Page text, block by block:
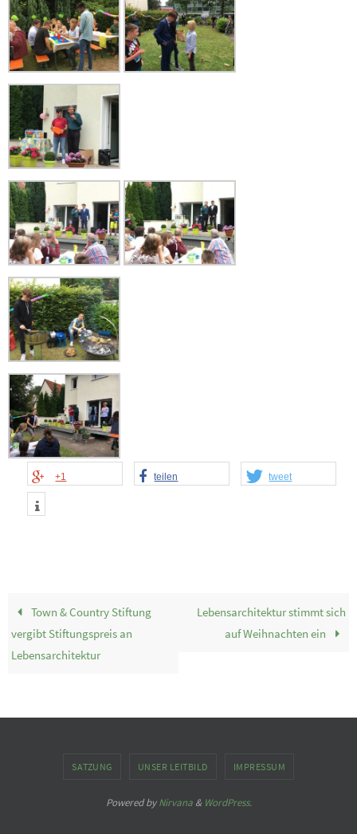
+1 teilen tweet
Town & Country Stiftung
vergibt Stiftungspreis an
Lebensarchitektur
Lebensarchitektur stimmt sich
auf Weihnachten ein
SATZUNG UNSER LEITBILD IMPRESSUM
Powered byNirvana& WordPress.